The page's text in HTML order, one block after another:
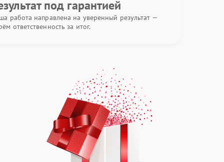
под гарантией
работа направлена на уверенный результат —
ответственность за итог.